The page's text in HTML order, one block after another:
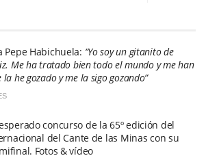
Pepe Habichuela: “Yo soy un gitanito de
Me ha tratado bien todo el mundo y me han
he gozado y me la sigo gozando”
concurso de la 65º edición del
del Cante de las Minas con su
Fotos & vídeo